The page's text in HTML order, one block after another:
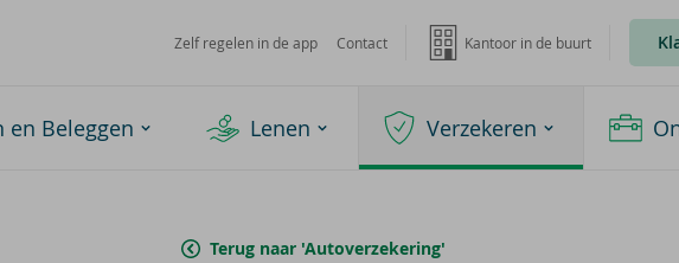
Zelf regelen in de app Contact Kantoor in de buurt
en Beleggen Lenen Verzekeren
Terug naar 'Autoverzekering'